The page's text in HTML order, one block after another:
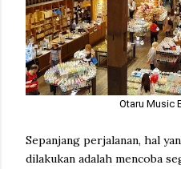
Otaru Music
Sepanjang perjalanan, hal
dilakukan adalah mencoba